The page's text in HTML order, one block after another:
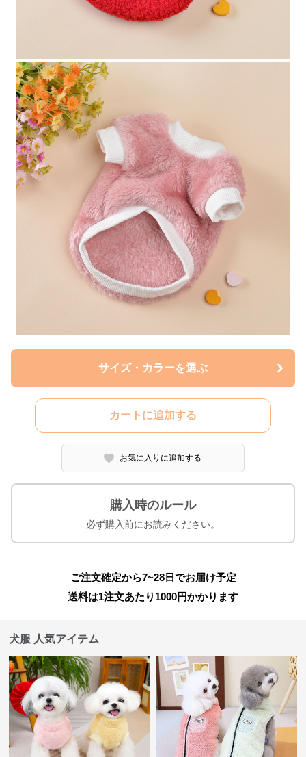
サイズ・カラーを選ぶ
カートに追加する
お気に入りに追加する
購入時のルール
必ず購入前にお読みください。
ご注文確定から7~28日でお届け予定
送料は1注文あたり 1000円かかります
犬服 人気アイテム